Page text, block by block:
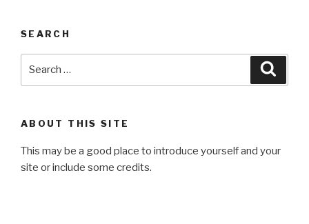
SEARCH
ABOUT THIS SITE
This may be a good place to introduce yourself and your
site or include some credits.